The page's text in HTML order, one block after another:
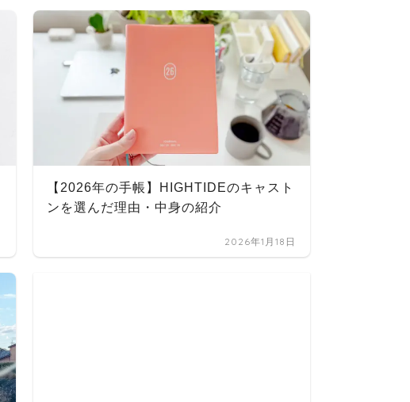
【2026年の手帳】HIGHTIDEのキャスト
ンを選んだ理由・中身の紹介
2026年1月18日